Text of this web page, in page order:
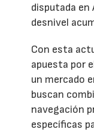
disputada en
desnivel
Con esta
apuesta por
un mercado
buscan
navegación
específicas